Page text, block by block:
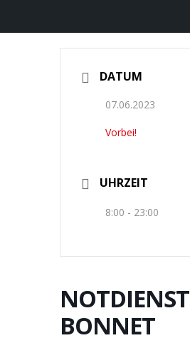
DATUM
07.06.2023
Vorbei!
UHRZEIT
8:00 - 23:00
NOTDIENST
BONNET